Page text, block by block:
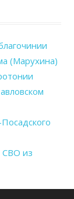
(Марухина)
СВО из